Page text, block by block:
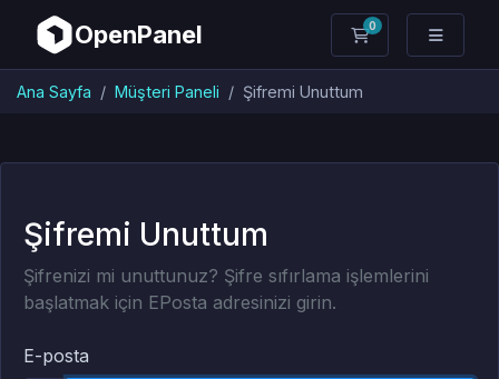
OpenPanel 0
Sepet
Ana Sayfa Müşteri Paneli Şifremi Unuttum
Şifremi Unuttum
Şifrenizi mi unuttunuz? Şifre sıfırlama işlemlerini
başlatmak için EPosta adresinizi girin.
E-posta